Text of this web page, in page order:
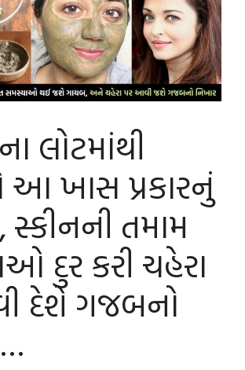
લોટમાંથી
આ ખાસ પ્રકારનું
તમામ
દુર કરી ચહેરા
દેશે ગજબનો